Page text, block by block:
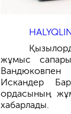
жұмыс
Искандер
ордасының
хабарлады.